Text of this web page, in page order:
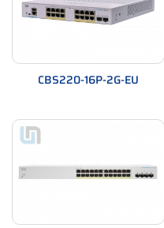
CBS220-16P-2G-EU